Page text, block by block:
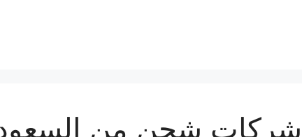
شركات شحن من